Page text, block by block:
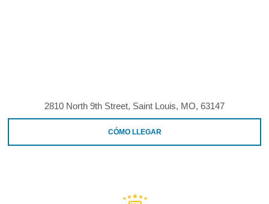
2810 North 9th Street, Saint Louis, MO, 63147
CÓMO LLEGAR